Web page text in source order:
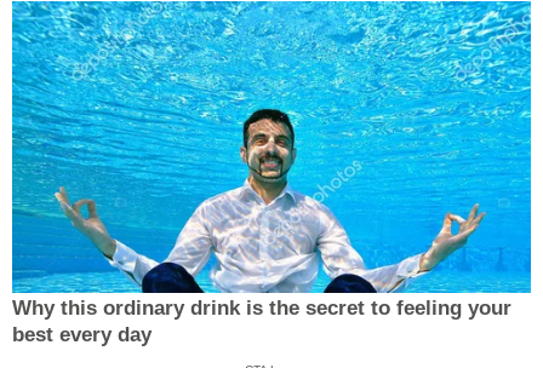
Why this ordinary drink is the secret to feeling your
best every day